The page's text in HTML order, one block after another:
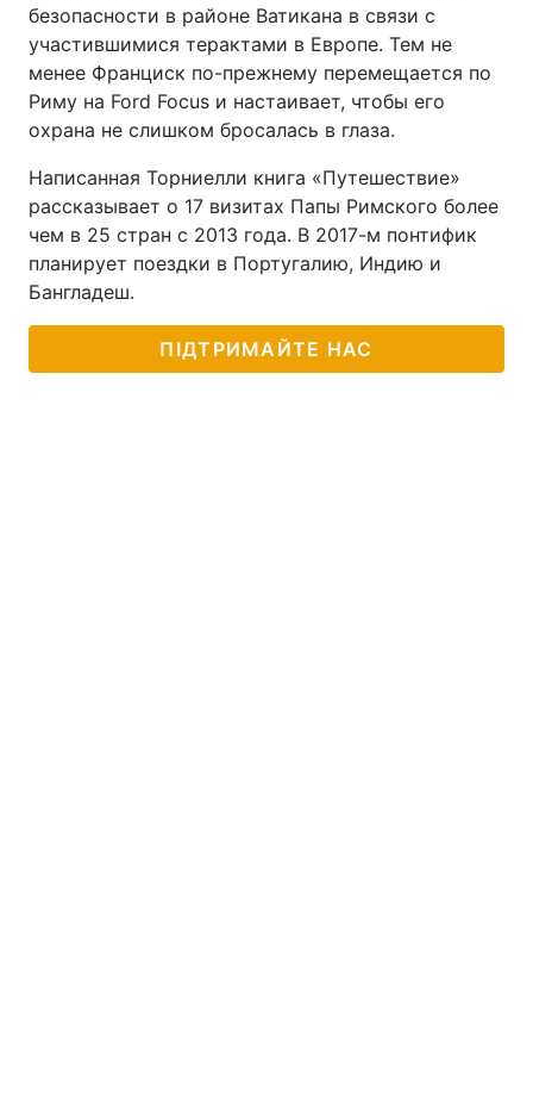
Тема оформлення
безопасности в районе Ватикана в связи с
участившимися терактами в Европе. Тем не
менее Франциск по-прежнему перемещается по
Риму на Ford Focus и настаивает, чтобы его
охрана не слишком бросалась в глаза.
Написанная Торниелли книга «Путешествие»
рассказывает о 17 визитах Папы Римского более
чем в 25 стран с 2013 года. В 2017-м понтифик
планирует поездки в Португалию, Индию и
Бангладеш.
ПІДТРИМАЙТЕ НАС